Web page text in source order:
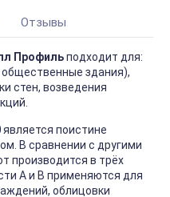
Отзывы
Профильподходит для:
здания),
стен, возведения
является поистине
В сравнении с другими
производится в трёх
А и В применяются для
облицовки